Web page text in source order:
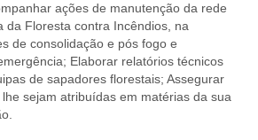
ações de manutenção da rede
da Floresta contra Incêndios, na
de consolidação e pós fogo e
Elaborar relatórios técnicos
de sapadores florestais; Assegurar
sejam atribuídas em matérias da sua